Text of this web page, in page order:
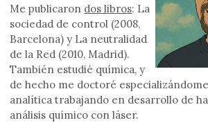
Me publicaron dos libros: La
sociedad de control (2008,
Barcelona) y La neutralidad
de la Red (2010, Madrid).
También estudié química, y
de hecho me doctoré
analítica trabajando en desarrollo de
análisis químico con láser.